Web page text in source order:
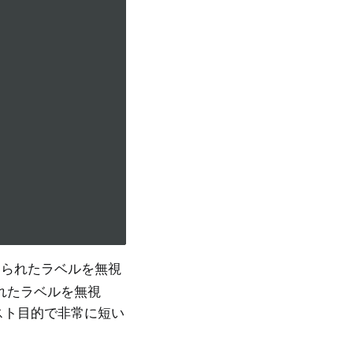
れたラベルを無視
たラベルを無視
目的で非常に短い